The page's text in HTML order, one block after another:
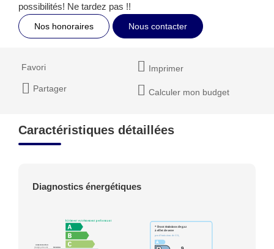
possibilités! Ne tardez pas !!
Nos honoraires Nous contacter
Favori Imprimer
Partager Calculer mon budget
Caractéristiques détaillées
Diagnostics énergétiques